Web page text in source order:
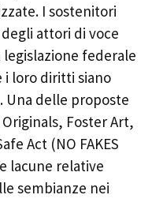
I sostenitori
attori di voce
federale
i loro diritti siano
Una delle proposte
Foster Art,
Act (NO FAKES
lacune relative
sembianze nei